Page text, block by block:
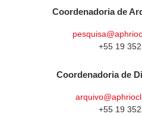
Coordenadoria de
+55 19
Coordenadoria de
+55 19